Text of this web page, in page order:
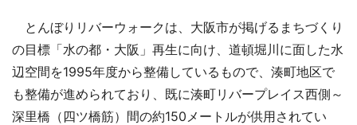
とんぼりリバーウォークは、大阪市が掲げるまちづくり
の目標「水の都・大阪」再生に向け、道頓堀川に面した水
辺空間を1995年度から整備しているもので、湊町地区で
も整備が進められており、既に湊町リバープレイス西側～
深里橋（四ツ橋筋）間の約150メートルが供用されてい